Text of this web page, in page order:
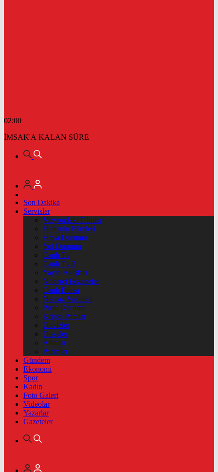
02:00
İMSAK'A KALAN SÜRE
Son Dakika
Servisler
Vizyondaki Filmler
Haftanin Filmleri
Hava Durumu
Yol Durumu
Canlı Tv
Canlı Tv 2
Yayın Akışları
Nöbetçi Eczaneler
Canlı Borsa
Namaz Vakitleri
Puan Durumu
Kripto Paralar
Dövizler
Hisseler
Altınlar
Pariteler
Gündem
Ekonomi
Spor
Kadın
Foto Galeri
Videolar
Yazarlar
Gazeteler